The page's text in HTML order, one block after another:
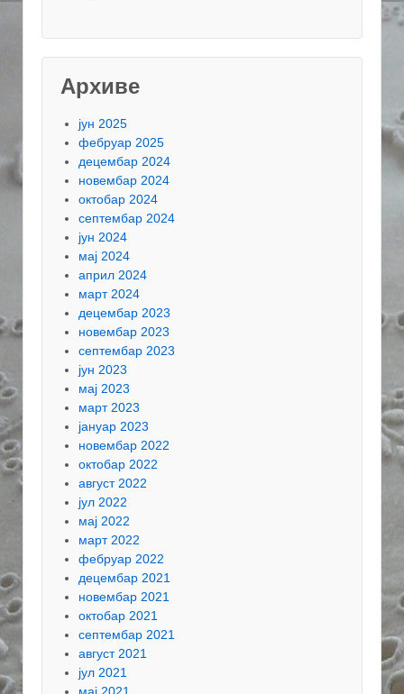
Архиве
јун 2025
фебруар 2025
децембар 2024
новембар 2024
октобар 2024
септембар 2024
јун 2024
мај 2024
април 2024
март 2024
децембар 2023
новембар 2023
септембар 2023
јун 2023
мај 2023
март 2023
јануар 2023
новембар 2022
октобар 2022
август 2022
јул 2022
мај 2022
март 2022
фебруар 2022
децембар 2021
новембар 2021
октобар 2021
септембар 2021
август 2021
јул 2021